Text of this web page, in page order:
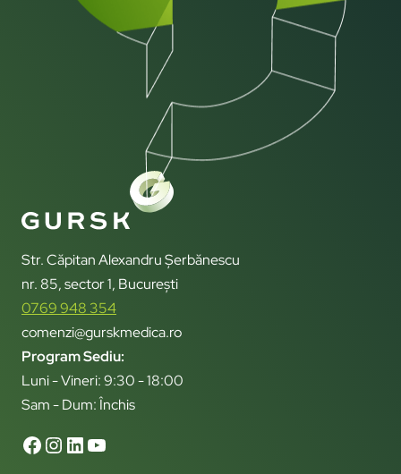
Str. Căpitan Alexandru Șerbănescu
nr. 85, sector 1, București
0769 948 354
comenzi@gurskmedica.ro
Program Sediu:
Luni - Vineri: 9:30 - 18:00
Sam - Dum: Închis